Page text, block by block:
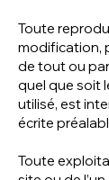
Toute
modification,
de tout ou
quel que soit
utilisé, est
écrite
Toute